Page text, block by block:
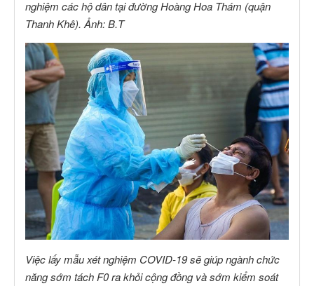
nghiệm các hộ dân tại đường Hoàng Hoa Thám (quận
Thanh Khê). Ảnh: B.T
Việc lấy mẫu xét nghiệm COVID-19 sẽ giúp ngành chức
năng sớm tách F0 ra khỏi cộng đồng và sớm kiểm soát